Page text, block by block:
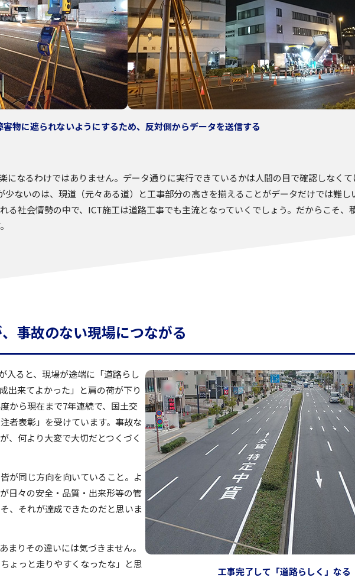
害物に遮られないようにするため、反対側からデータを送信する
になるわけではありません。データ通りに実行できているかは人間の目で確認しなく
少ないのは、現道（元々ある道）と工事部分の高さを揃えることがデータだけでは難し
る社会情勢の中で、ICT施工は道路工事でも主流となっていくでしょう。だからこそ、
事故のない現場につながる
入ると、現場が途端に「道路らし
出来てよかった」と肩の荷が下り
から現在まで7年連続で、国土交
者表彰」を受けています。事故な
、何より大変で大切だとつくづく
が同じ方向を向いていること。よ
日々の安全・品質・出来形等の管
、それが達成できたのだと思いま
まりその違いには気づきません。
ょっと走りやすくなったな」と思
工事完了して「道路らしく」なる